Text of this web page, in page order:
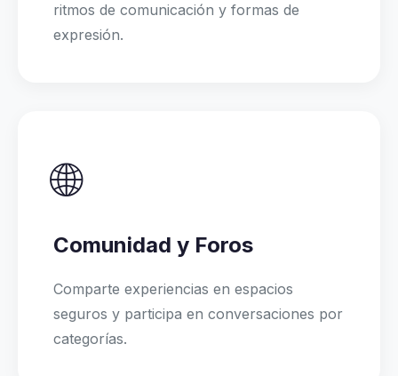
ritmos de comunicación y formas de
expresión.
🌐
Comunidad y Foros
Comparte experiencias en espacios
seguros y participa en conversaciones por
categorías.